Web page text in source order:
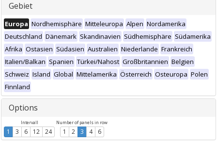
Gebiet
Europa Nordhemisphäre Mitteleuropa Alpen Nordamerika
Deutschland Dänemark Skandinavien Südhemisphäre Südamerika
Afrika Ostasien Südasien Australien Niederlande Frankreich
Italien/Balkan Spanien Türkei/Nahost Großbritannien Belgien
Schweiz Island Global Mittelamerika Österreich Osteuropa Polen
Finnland
Options
Intervall
1 3 6 12 24
Number of panels in row
1 2 3 4 6